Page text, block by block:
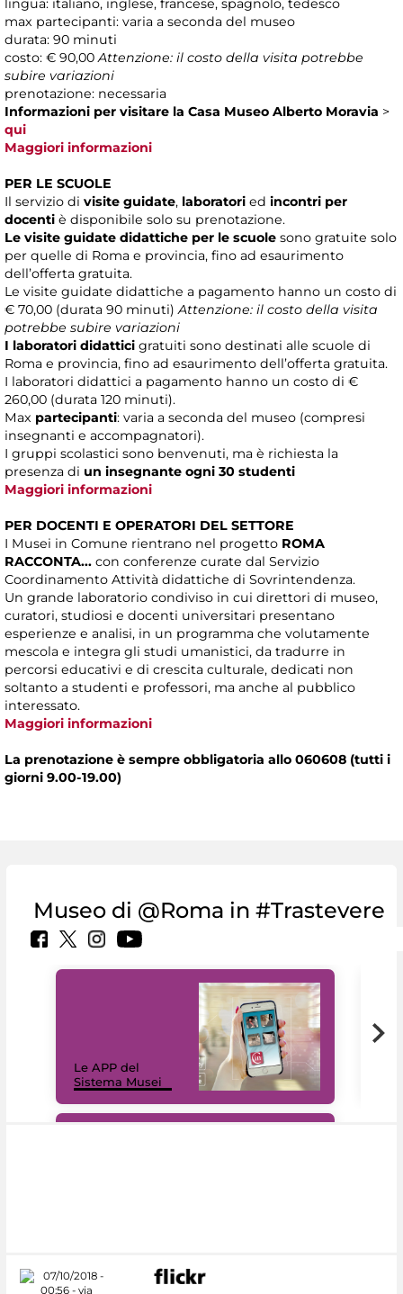
lingua: italiano, inglese, francese, spagnolo, tedesco
max partecipanti: varia a seconda del museo
durata: 90 minuti
costo: € 90,00Attenzione: il costo della visita potrebbe
subire variazioni
prenotazione: necessaria
Informazioni per visitare la Casa Museo Alberto Moravia >
qui
Maggiori informazioni
PER LE SCUOLE
Il servizio di visite guidate, laboratori ed incontri per
docenti è disponibile solo su prenotazione.
Le visite guidate didattiche per le scuole sono gratuite solo
per quelle di Roma e provincia, fino ad esaurimento
dell’offerta gratuita.
Le visite guidate didattiche a pagamento hanno un costo di
€ 70,00 (durata 90 minuti)Attenzione: il costo della visita
potrebbe subire variazioni
I laboratori didattici gratuiti sono destinati alle scuole di
Roma e provincia, fino ad esaurimento dell’offerta gratuita.
I laboratori didattici a pagamento hanno un costo di €
260,00 (durata 120 minuti).
Max partecipanti: varia a seconda del museo (compresi
insegnanti e accompagnatori).
I gruppi scolastici sono benvenuti, ma è richiesta la
presenza di un insegnante ogni 30 studenti
Maggiori informazioni
PER DOCENTI E OPERATORI DEL SETTORE
I Musei in Comune rientrano nel progetto ROMA
RACCONTA... con conferenze curate dal Servizio
Coordinamento Attività didattiche di Sovrintendenza.
Un grande laboratorio condiviso in cui direttori di museo,
curatori, studiosi e docenti universitari presentano
esperienze e analisi, in un programma che volutamente
mescola e integra gli studi umanistici, da tradurre in
percorsi educativi e di crescita culturale, dedicati non
soltanto a studenti e professori, ma anche al pubblico
interessato.
Maggiori informazioni
La prenotazione è sempre obbligatoria allo 060608 (tutti i
giorni 9.00-19.00)
Museo di @Roma in #Trastevere
Le APP del
Sistema Musei